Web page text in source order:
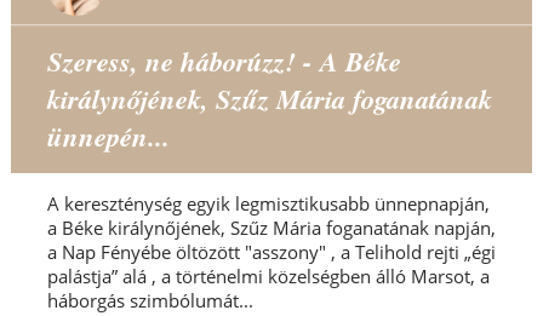
Szeress, ne háborúzz! - A Béke
királynőjének, Szűz Mária foganatának
ünnepén...
A kereszténység egyik legmisztikusabb ünnepnapján,
a Béke királynőjének, Szűz Mária foganatának napján,
a Nap Fényébe öltözött "asszony" , a Telihold rejti „égi
palástja” alá , a történelmi közelségben álló Marsot, a
háborgás szimbólumát...